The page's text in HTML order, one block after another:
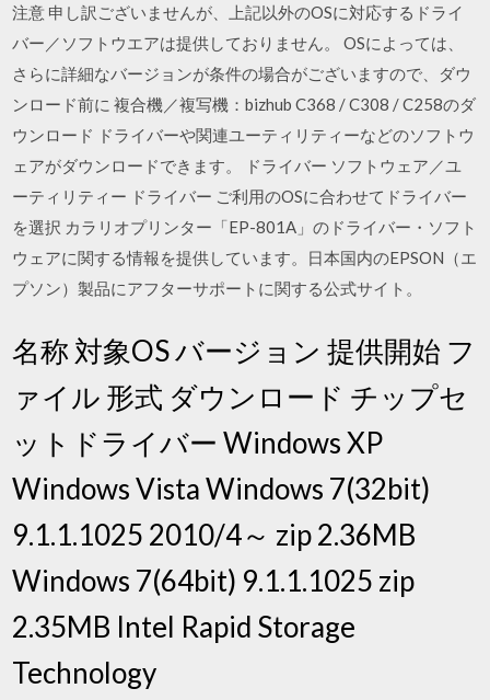
注意 申し訳ございませんが、上記以外のOSに対応するドライ
バー／ソフトウエアは提供しておりません。 OSによっては、
さらに詳細なバージョンが条件の場合がございますので、ダウ
ンロード前に 複合機／複写機：bizhub C368 / C308 / C258のダ
ウンロード ドライバーや関連ユーティリティーなどのソフトウ
ェアがダウンロードできます。 ドライバー ソフトウェア／ユ
ーティリティー ドライバー ご利用のOSに合わせてドライバー
を選択 カラリオプリンター「EP-801A」のドライバー・ソフト
ウェアに関する情報を提供しています。日本国内のEPSON（エ
プソン）製品にアフターサポートに関する公式サイト。
名称 対象OS バージョン 提供開始 フ
ァイル 形式 ダウンロード チップセ
ットドライバー Windows XP
Windows Vista Windows 7(32bit)
9.1.1.1025 2010/4～ zip 2.36MB
Windows 7(64bit) 9.1.1.1025 zip
2.35MB Intel Rapid Storage
Technology